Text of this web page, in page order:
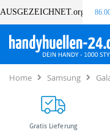
AUSGEZEICHNET.org
Home Samsung
Gratis Lieferung